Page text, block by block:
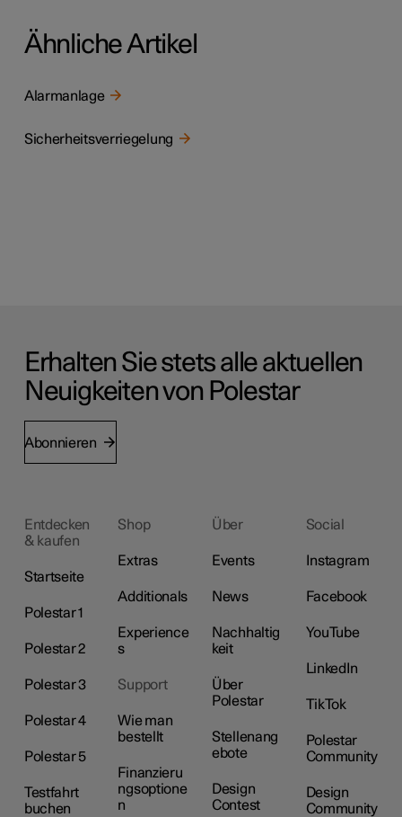
Ähnliche Artikel
Alarmanlage
Sicherheitsverriegelung
Erhalten Sie stets alle aktuellen
Neuigkeiten von Polestar
Abonnieren
Entdecken
& kaufen
Startseite
Polestar 1
Polestar 2
Polestar 3
Polestar 4
Polestar 5
Testfahrt
buchen
Shop
Extras
Additionals
Experience
s
Support
Wie man
bestellt
Finanzieru
ngsoptione
n
Über
Events
News
Nachhaltig
keit
Über
Polestar
Stellenang
ebote
Design
Contest
Social
Instagram
Facebook
YouTube
LinkedIn
TikTok
Polestar
Community
Design
Community